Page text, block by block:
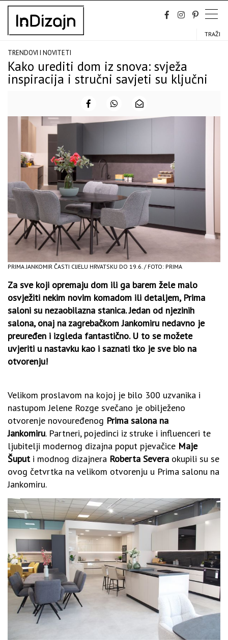
Skip
content
TRAŽI
TRENDOVI I NOVITETI
Kako urediti dom iz snova: svježa
inspiracija i stručni savjeti su ključni
PRIMA JANKOMIR ČASTI CIJELU HRVATSKU DO 19.6. / FOTO: PRIMA
Za sve koji opremaju dom ili ga barem žele malo
osvježiti nekim novim komadom ili detaljem, Prima
saloni su nezaobilazna stanica. Jedan od njezinih
salona, onaj na zagrebačkom Jankomiru nedavno je
preuređen i izgleda fantastično. U to se možete
uvjeriti u nastavku kao i saznati tko je sve bio na
otvorenju!
Velikom proslavom na kojoj je bilo 300 uzvanika i
nastupom Jelene Rozge svečano je obilježeno
otvorenje novouređenog Prima salona na
Jankomiru. Partneri, pojedinci iz struke i influenceri te
ljubitelji modernog dizajna poput pjevačice Maje
Šuput i modnog dizajnera Roberta Severa okupili su se
ovog četvrtka na velikom otvorenju u Prima salonu na
Jankomiru.